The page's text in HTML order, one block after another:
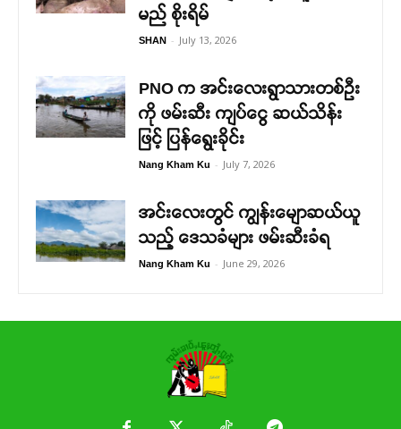
မည် စိုးရိမ်
SHAN - July 13, 2026
PNO က အင်းလေးရွာသားတစ်ဦး
ကို ဖမ်းဆီး ကျပ်ငွေ ဆယ်သိန်း
ဖြင့် ပြန်ရွေးခိုင်း
Nang Kham Ku - July 7, 2026
အင်းလေးတွင် ကျွန်းမျောဆယ်ယူ
သည့် ဒေသခံများ ဖမ်းဆီးခံရ
Nang Kham Ku - June 29, 2026